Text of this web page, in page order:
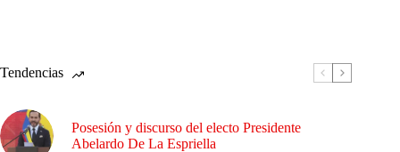
Tendencias
Posesión y discurso del electo Presidente
Abelardo De La Espriella